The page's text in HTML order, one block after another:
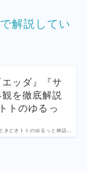
解説してい
きどきトトのゆるっと神話…
ッダ』『サ
を徹底解説
トのゆるっ